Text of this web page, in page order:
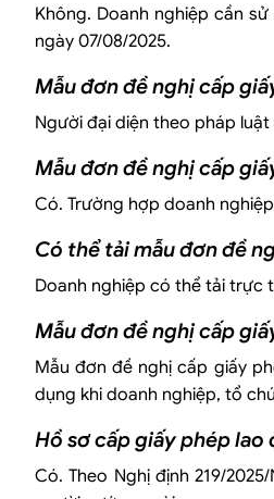
Không. Doanh nghiệp cần
ngày 07/08/2025.
Mẫu đơn đề nghị cấp
Người đại diện theo pháp
Mẫu đơn đề nghị cấp
Có. Trường hợp doanh
Có thể tải mẫu đơn đề
Doanh nghiệp có thể tải trực
Mẫu đơn đề nghị cấp
Mẫu đơn đề nghị cấp giấy
dụng khi doanh nghiệp, tổ
Hồ sơ cấp giấy phép
Có. Theo Nghị định 219/